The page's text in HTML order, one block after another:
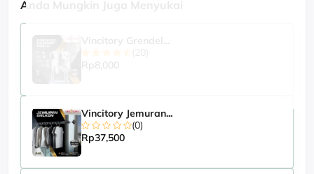
Anda Mungkin Juga Menyukai
Rp8,000
Vincitory Jemuran...
(0)
Rp37,500